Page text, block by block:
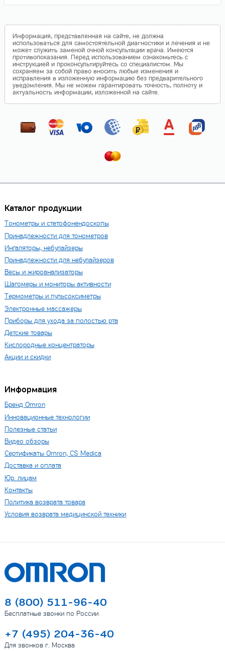
Информация, представленная на сайте, не должна
использоваться для самостоятельной диагностики и лечения и не
может служить заменой очной консультации врача. Имеются
противопоказания. Перед использованием ознакомьтесь с
инструкцией и проконсультируйтесь со специалистом. Мы
сохраняем за собой право вносить любые изменения и
исправления в изложенную информацию без предварительного
уведомления. Мы не можем гарантировать точность, полноту и
актуальность информации, изложенной на сайте.
Каталог продукции
Тонометры и стетофонендоскопы
Принадлежности для тонометров
Ингаляторы, небулайзеры
Принадлежности для небулайзеров
Весы и жироанализаторы
Шагомеры и мониторы активности
Термометры и пульсоксиметры
Электронные массажеры
Приборы для ухода за полостью рта
Детские товары
Кислородные концентраторы
Акции и скидки
Информация
Бренд Omron
Инновационные технологии
Полезные статьи
Видео обзоры
Сертификаты Omron, CS Medica
Доставка и оплата
Юр. лицам
Контакты
Политика возврата товара
Условия возврата медицинской техники
8 (800) 511-96-40
Бесплатные звонки по России
+7 (495) 204-36-40
Для звонков г. Москва